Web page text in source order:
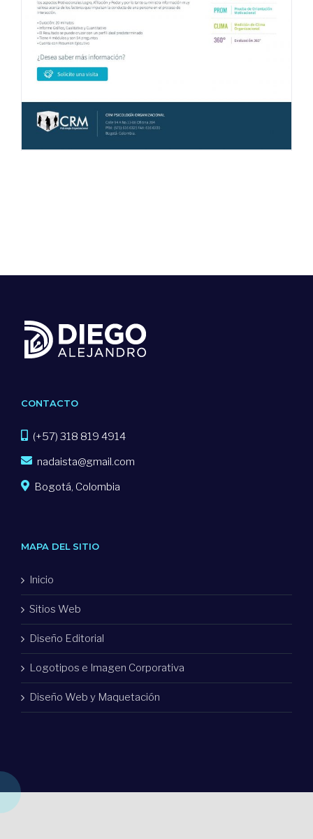
CONTACTO
(+57) 318 819 4914
nadaista@gmail.com
Bogotá, Colombia
MAPA DEL SITIO
Inicio
Sitios Web
Diseño Editorial
Logotipos e Imagen Corporativa
Diseño Web y Maquetación